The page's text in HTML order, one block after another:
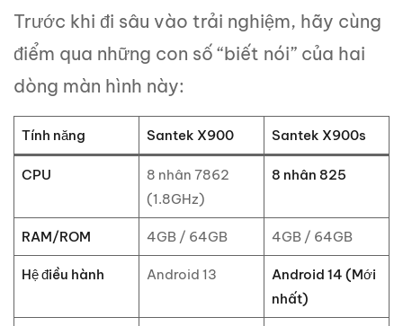
Trước khi đi sâu vào trải nghiệm, hãy cùng
điểm qua những con số “biết nói” của hai
dòng màn hình này:
Tính năng Santek X900 Santek X900s
CPU
8 nhân 7862
(1.8GHz)
8 nhân 825
RAM/ROM 4GB / 64GB 4GB / 64GB
Hệ điều hành Android 13
Android 14 (Mới
nhất)